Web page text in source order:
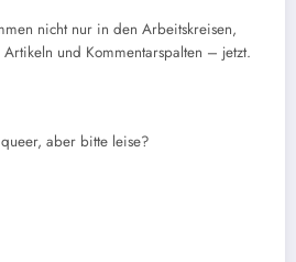
nicht nur in den Arbeitskreisen,
Artikeln und Kommentarspalten – jetzt.
aber bitte leise?